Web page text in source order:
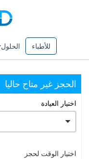
للأطباء الحلول
الحجز غير متاح حاليا
اختيار العيادة
اختيار الوقت لحجز